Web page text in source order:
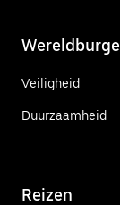
Veiligheid
Duurzaamheid
Reizen